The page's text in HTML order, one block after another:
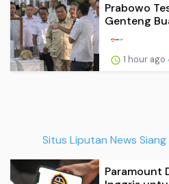
Prabowo
Genteng
1 hour ago
Situs Liputan News
Paramount